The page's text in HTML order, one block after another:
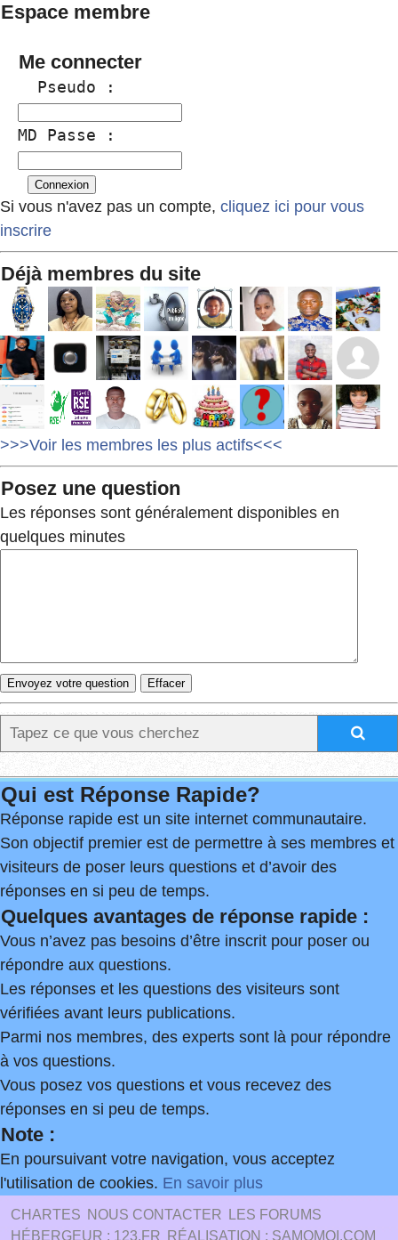
Espace membre
Me connecter
  Pseudo :
MD Passe :
Si vous n'avez pas un compte, cliquez ici pour vous
inscrire
Déjà membres du site
>>>Voir les membres les plus actifs<<<
Posez une question
Les réponses sont généralement disponibles en
quelques minutes
Qui est Réponse Rapide?
Réponse rapide est un site internet communautaire.
Son objectif premier est de permettre à ses membres et
visiteurs de poser leurs questions et d’avoir des
réponses en si peu de temps.
Quelques avantages de réponse rapide :
Vous n’avez pas besoins d’être inscrit pour poser ou
répondre aux questions.
Les réponses et les questions des visiteurs sont
vérifiées avant leurs publications.
Parmi nos membres, des experts sont là pour répondre
à vos questions.
Vous posez vos questions et vous recevez des
réponses en si peu de temps.
Note :
En poursuivant votre navigation, vous acceptez
l'utilisation de cookies. En savoir plus
CHARTES NOUS CONTACTER
LES FORUMS
HÉBERGEUR : 123.FR
RÉALISATION : SAMOMOI.COM